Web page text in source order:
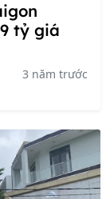
tỷ giá
3 năm trước